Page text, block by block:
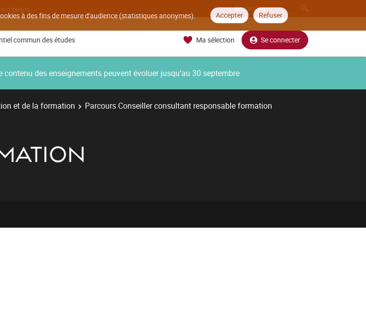
à des fins de mesure d'audience (statistiques anonymes). Accepter Refuser
commun des études Ma sélection Se connecter
des enseignements peuvent évoluer jusqu’au 30 septembre
et de la formation
Parcours Conseiller consultant responsable formation